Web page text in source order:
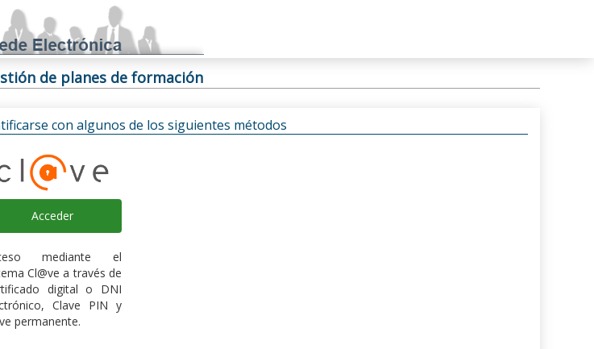
de planes de formación
con algunos de los siguientes métodos
Acceder
mediante el
Cl@ve a través de
digital o DNI
Clave PIN y
permanente.